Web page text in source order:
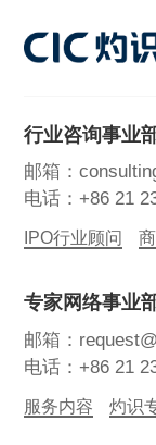
行业咨询事业
邮箱：
电话：+86 21
IPO行业顾问
专家网络事业
邮箱：
电话：+86 21
服务内容 灼识